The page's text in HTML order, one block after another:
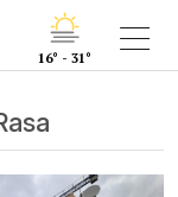
16° - 31°